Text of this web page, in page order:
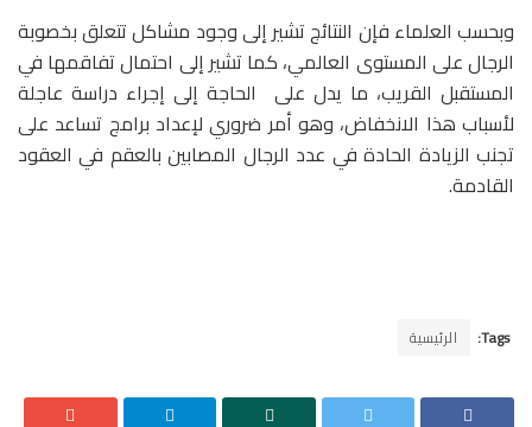
وبحسب العلماء فإن النتائج تشير إلى وجود مشاكل تتعلق بخصوبة
الرجال على المستوى العالمي، كما تشير إلى احتمال تفاقمها في
المستقبل القريب، ما يدل على الحاجة إلى إجراء دراسة عاجلة
لأسباب هذا الانخفاض، وهو أمر ضروري لإعداد برامج تساعد على
تجنب الزيادة الحادة في عدد الرجال المصابين بالعقم في العقود
القادمة.
Tags: الرئيسية